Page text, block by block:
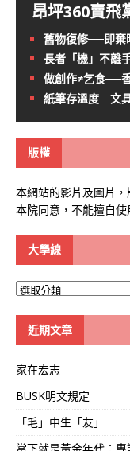
昂坪360賣
舊物復修──即棄
長者「機」不離
做創作≠乞食──
紙筆存溫度 文
版權
本網站的影片及圖片
本院同意，不能擅自使
大學線
大
近期文章
家在宏志
BUSK明文規定
「毛」中生「友」